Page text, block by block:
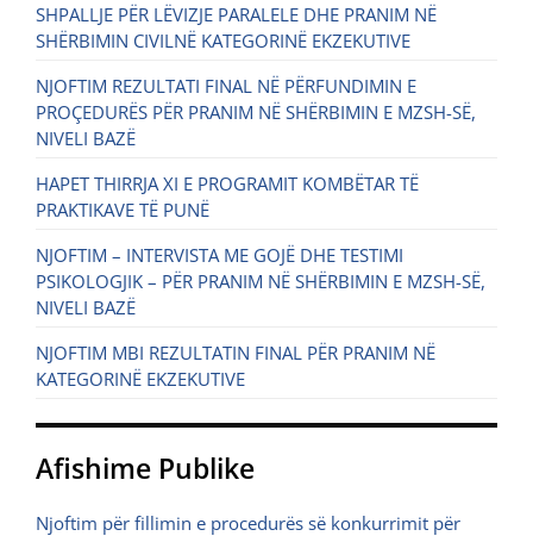
SHPALLJE PËR LËVIZJE PARALELE DHE PRANIM NË
SHËRBIMIN CIVILNË KATEGORINË EKZEKUTIVE
NJOFTIM REZULTATI FINAL NË PËRFUNDIMIN E
PROÇEDURËS PËR PRANIM NË SHËRBIMIN E MZSH-SË,
NIVELI BAZË
HAPET THIRRJA XI E PROGRAMIT KOMBËTAR TË
PRAKTIKAVE TË PUNË
NJOFTIM – INTERVISTA ME GOJË DHE TESTIMI
PSIKOLOGJIK – PËR PRANIM NË SHËRBIMIN E MZSH-SË,
NIVELI BAZË
NJOFTIM MBI REZULTATIN FINAL PËR PRANIM NË
KATEGORINË EKZEKUTIVE
Afishime Publike
Njoftim për fillimin e procedurës së konkurrimit për